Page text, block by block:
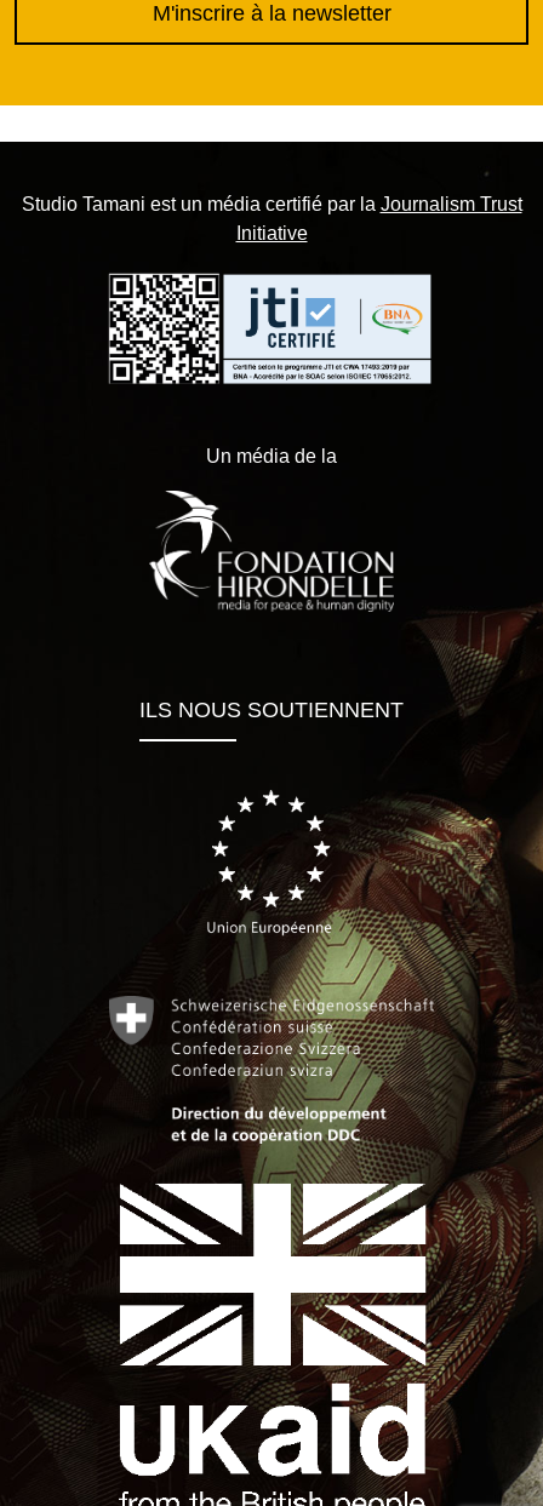
M'inscrire à la newsletter
Studio Tamani est un média certifié par la Journalism Trust
Initiative
Un média de la
ILS NOUS SOUTIENNENT